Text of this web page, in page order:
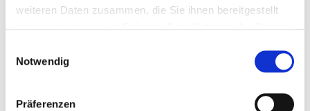
weiteren Daten zusammen, die Sie ihnen bereitgestellt
Notwendig
Präferenzen